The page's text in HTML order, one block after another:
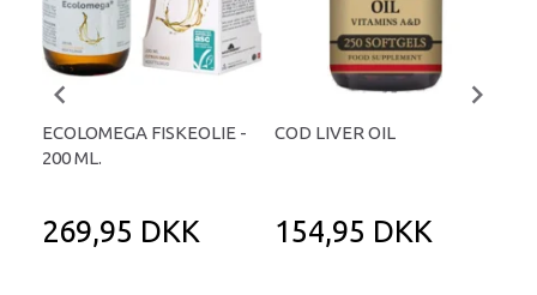
ECOLOMEGA FISKEOLIE -
200 ML.
269,95 DKK
COD LIVER OIL
154,95 DKK